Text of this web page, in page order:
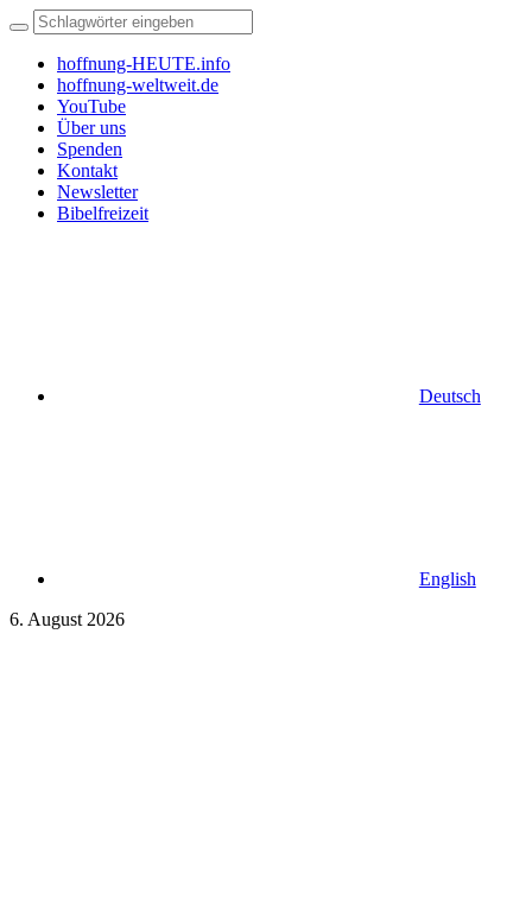
hoffnung-HEUTE.info
hoffnung-weltweit.de
YouTube
Über uns
Spenden
Kontakt
Newsletter
Bibelfreizeit
Deutsch
English
6. August 2026